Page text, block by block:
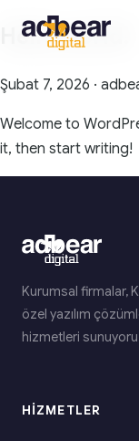
Hello world!
Şubat 7, 2026 ·
Welcome to
it, then start writing!
Kurumsal firmalar,
özel yazılım
hizmetleri
HIZMETLER